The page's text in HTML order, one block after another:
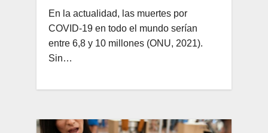
En la actualidad, las muertes por
COVID-19 en todo el mundo serían
entre 6,8 y 10 millones (ONU, 2021).
Sin…